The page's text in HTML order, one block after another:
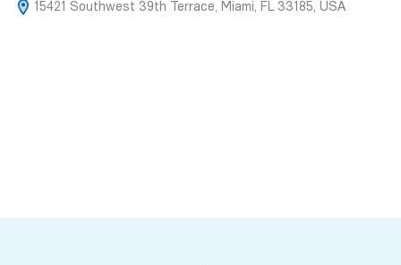
15421 Southwest 39th Terrace, Miami, FL 33185, USA